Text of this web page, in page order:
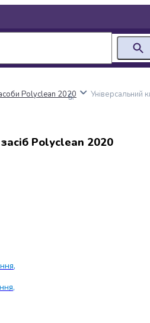
Polyclean 2020 Універсальний
Polyclean 2020
,
,